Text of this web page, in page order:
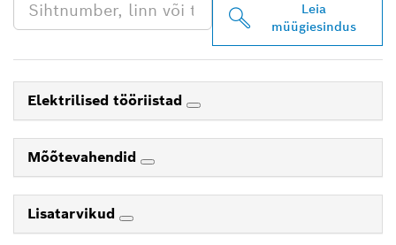
Leia
müügiesindus
Elektrilised tööriistad
Mõõtevahendid
Lisatarvikud